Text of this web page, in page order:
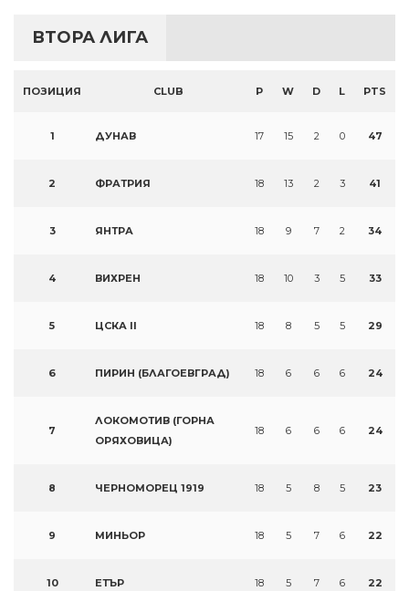
ВТОРА ЛИГА
ПОЗИЦИЯ CLUB P W D L PTS
1 ДУНАВ 17 15 2 0 47
2 ФРАТРИЯ 18 13 2 3 41
3 ЯНТРА 18 9 7 2 34
4 ВИХРЕН 18 10 3 5 33
5 ЦСКА II 18 8 5 5 29
6 ПИРИН (БЛАГОЕВГРАД) 18 6 6 6 24
7
ЛОКОМОТИВ (ГОРНА
ОРЯХОВИЦА)
18 6 6 6 24
8 ЧЕРНОМОРЕЦ 1919 18 5 8 5 23
9 МИНЬОР 18 5 7 6 22
10 ЕТЪР 18 5 7 6 22